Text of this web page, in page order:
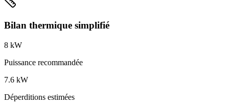
Bilan thermique simplifié
8 kW
Puissance recommandée
7.6 kW
Déperditions estimées